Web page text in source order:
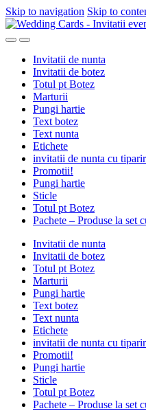
Skip to navigation Skip to
Invitatii de nunta
Invitatii de botez
Totul pt Botez
Marturii
Pungi hartie
Text botez
Text nunta
Etichete
invitatii de nunta cu
Promotii!
Pungi hartie
Sticle
Totul pt Botez
Pachete – Produse la set
Invitatii de nunta
Invitatii de botez
Totul pt Botez
Marturii
Pungi hartie
Text botez
Text nunta
Etichete
invitatii de nunta cu
Promotii!
Pungi hartie
Sticle
Totul pt Botez
Pachete – Produse la set